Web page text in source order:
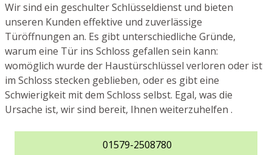
Wir sind ein geschulter Schlüsseldienst und bieten
unseren Kunden effektive und zuverlässige
Türöffnungen an. Es gibt unterschiedliche Gründe,
warum eine Tür ins Schloss gefallen sein kann:
womöglich wurde der Haustürschlüssel verloren oder ist
im Schloss stecken geblieben, oder es gibt eine
Schwierigkeit mit dem Schloss selbst. Egal, was die
Ursache ist, wir sind bereit, Ihnen weiterzuhelfen .
01579-2508780